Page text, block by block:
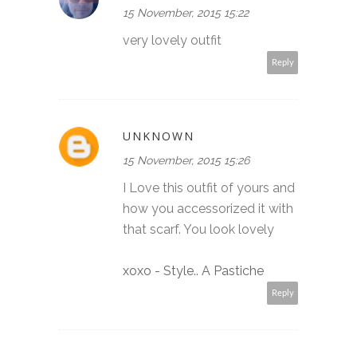
15 November, 2015 15:22
very lovely outfit
Reply
UNKNOWN
15 November, 2015 15:26
I Love this outfit of yours and
how you accessorized it with
that scarf. You look lovely
xoxo - Style.. A Pastiche
Reply